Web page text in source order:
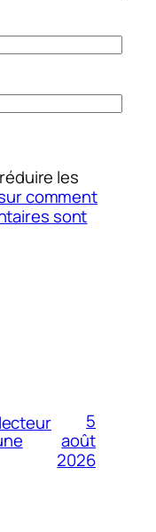
les
comment
sont
5
août
2026